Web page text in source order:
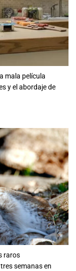
mala película
y el abordaje de
raros
semanas en